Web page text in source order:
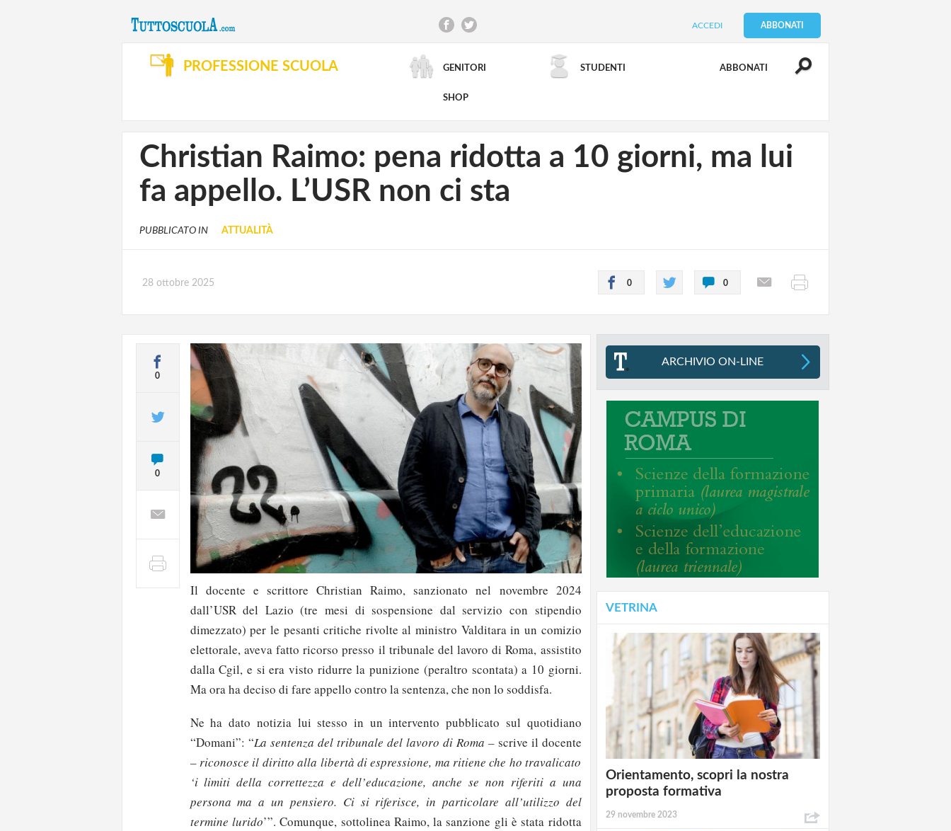
ACCEDI ABBONATI
PROFESSIONE SCUOLA GENITORI STUDENTI ABBONATI
SHOP
RICERCA AVANZATA
Christian Raimo: pena ridotta a 10 giorni, ma lui
fa appello. L’USR non ci sta
PUBBLICATO IN ATTUALITÀ
28 ottobre 2025 0 0
0
0
Il docente e scrittore Christian Raimo, sanzionato nel novembre 2024
dall’USR del Lazio (tre mesi di sospensione dal servizio con stipendio
dimezzato) per le pesanti critiche rivolte al ministro Valditara in un comizio
elettorale, aveva fatto ricorso presso il tribunale del lavoro di Roma, assistito
dalla Cgil, e si era visto ridurre la punizione (peraltro scontata) a 10 giorni.
Ma ora ha deciso di fare appello contro la sentenza, che non lo soddisfa.
Ne ha dato notizia lui stesso in un intervento pubblicato sul quotidiano
“Domani”: “La sentenza del tribunale del lavoro di Roma – scrive il docente
– riconosce il diritto alla libertà di espressione, ma ritiene che ho travalicato
‘i limiti della correttezza e dell’educazione, anche se non riferiti a una
persona ma a un pensiero. Ci si riferisce, in particolare all’utilizzo del
termine lurido’”. Comunque, sottolinea Raimo, la sanzione gli è stata ridotta
ARCHIVIO ON-LINE
VETRINA
Orientamento, scopri la nostra
proposta formativa
29 novembre 2023